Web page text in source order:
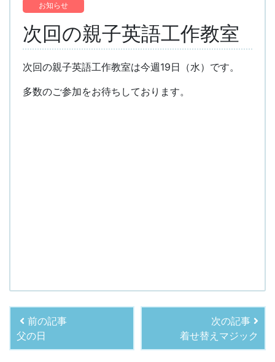
お知らせ
次回の親子英語工作教室
次回の親子英語工作教室は今週19日（水）です。
多数のご参加をお待ちしております。
前の記事
父の日
次の記事
着せ替えマジック